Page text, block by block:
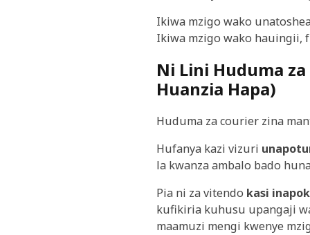
Ikiwa mzigo wako
Ikiwa mzigo wako hauingii,
Ni Lini Huduma
Huanzia Hapa)
Huduma za courier zina
Hufanya kazi vizuri
la kwanza ambalo bado
Pia ni za vitendo kasi
kufikiria kuhusu upangaji
maamuzi mengi kwenye